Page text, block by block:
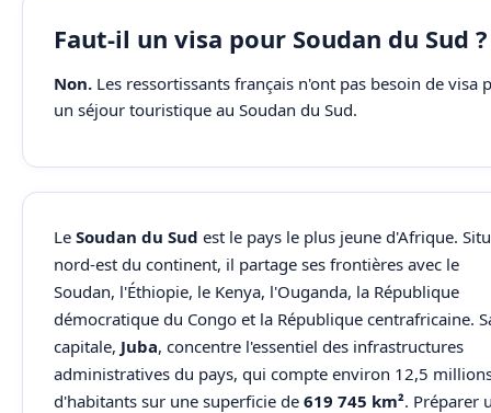
Faut-il un visa pour Soudan du Sud ?
Non. Les ressortissants français n'ont pas besoin de visa
un séjour touristique au Soudan du Sud.
Le Soudan du Sud est le pays le plus jeune d'Afrique.
nord-est du continent, il partage ses frontières avec le
Soudan, l'Éthiopie, le Kenya, l'Ouganda, la République
démocratique du Congo et la République centrafricaine.
capitale, Juba, concentre l'essentiel des infrastructures
administratives du pays, qui compte environ 12,5
d'habitants sur une superficie de 619 745 km². Préparer